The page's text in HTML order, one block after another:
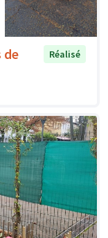
de
Réalisé